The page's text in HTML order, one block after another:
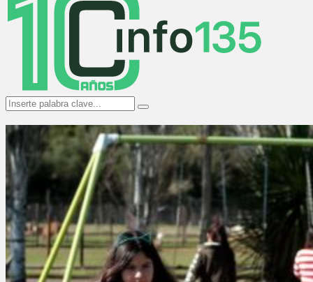
Search
for:
Search